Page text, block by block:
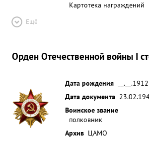
Картотека награждений
Ещё
Орден Отечественной войны I
Дата рождения
__.__.1912
Дата документа
Воинское звание
полковник
Архив ЦАМО